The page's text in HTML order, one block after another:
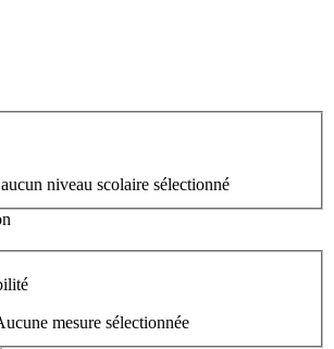
aucun niveau scolaire sélectionné
mesure sélectionnée